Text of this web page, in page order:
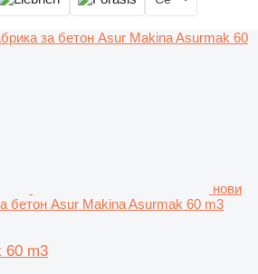
нови
бетон Asur Makina Asurmak 60 m3
60 m3